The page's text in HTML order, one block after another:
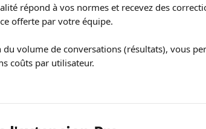
répond à vos normes et recevez des
offerte par votre équipe.
volume de conversations (résultats), vous
coûts par utilisateur.